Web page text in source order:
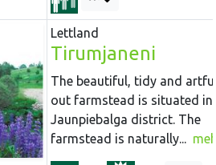
Lettland
Tirumjaneni
The beautiful, tidy and
out farmstead is situated in
Jaunpiebalga district. The
farmstead is naturally...